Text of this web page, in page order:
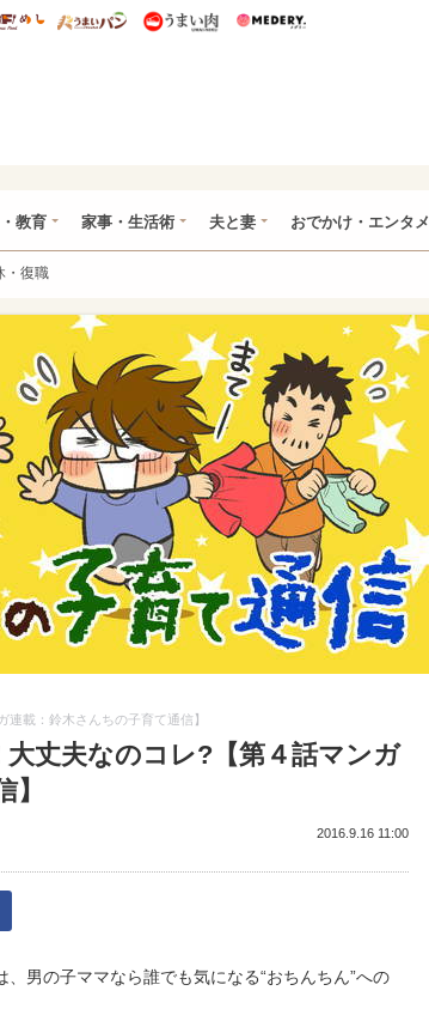
ィズニー特集
うまいめし うまいパン うまい肉
教育 家事・生活術 夫と妻 おでかけ・エンタメ
・復職
連載：鈴木さんちの子育て通信】
丈夫なのコレ?【第４話マンガ
2016.9.16 11:00
男の子ママなら誰でも気になる“おちんちん”への